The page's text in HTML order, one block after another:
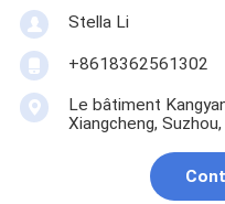
Stella Li
+8618362561302
Le bâtiment
Xiangcheng, Suzhou,